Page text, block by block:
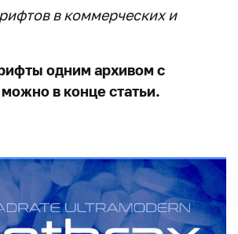
в коммерческих и
одним архивом с
в конце статьи.